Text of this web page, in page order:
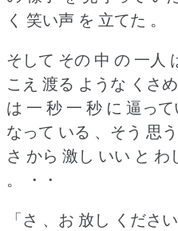
く 笑い声 を 立てた 。
そして その 中 の 一人
こえ 渡る ような くさめ
は 一 秒 一 秒 に 逼って
なって いる 、そう 思
さ から 激し いい と
。
・・
「さ 、お 放し くださ